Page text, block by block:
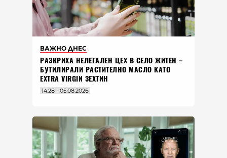
ВАЖНО ДНЕС
РАЗКРИХА НЕЛЕГАЛЕН ЦЕХ В СЕЛО ЖИТЕН –
БУТИЛИРАЛИ РАСТИТЕЛНО МАСЛО КАТО
EXTRA VIRGIN ЗЕХТИН
14:28 - 05.08.2026